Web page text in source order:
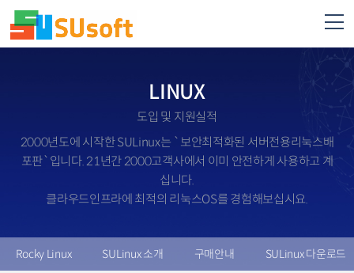
LINUX
도입 및 지원실적
2000년도에 시작한 SULinux는 `보안최적화된 서버전용리눅스배
포판`입니다. 21년간 2000고객사에서 이미 안전하게 사용하고 계
십니다.
클라우드인프라에 최적의 리눅스OS를 경험해보십시요.
Rocky Linux SULinux 소개 구매안내 SULinux 다운로드